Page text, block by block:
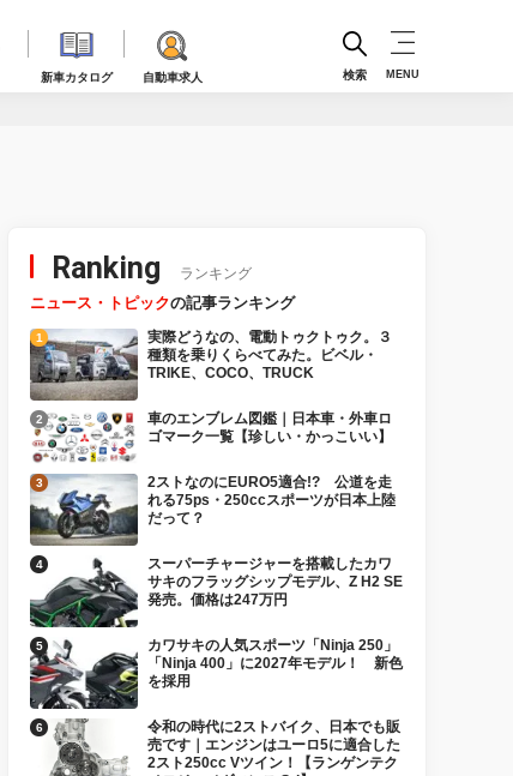
新車カタログ 自動車求人 検索 MENU
Ranking ランキング
ニュース・トピックの記事ランキング
実際どうなの、電動トゥクトゥク。３
種類を乗りくらべてみた。ビベル・
TRIKE、COCO、TRUCK
車のエンブレム図鑑｜日本車・外車ロ
ゴマーク一覧【珍しい・かっこいい】
2ストなのにEURO5適合!? 公道を走
れる75ps・250ccスポーツが日本上陸
だって？
スーパーチャージャーを搭載したカワ
サキのフラッグシップモデル、Z H2 SE
発売。価格は247万円
カワサキの人気スポーツ「Ninja 250」
「Ninja 400」に2027年モデル！ 新色
を採用
令和の時代に2ストバイク、日本でも販
売です｜エンジンはユーロ5に適合した
2スト250cc Vツイン！【ランゲンテク